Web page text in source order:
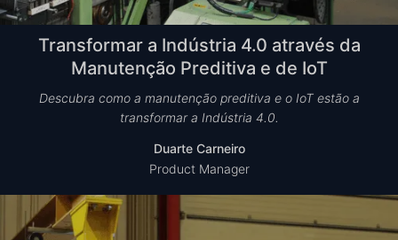
Transformar a Indústria 4.0 através da
Manutenção Preditiva e de IoT
Descubra como a manutenção preditiva e o IoT estão a
transformar a Indústria 4.0.
Duarte Carneiro
Product Manager